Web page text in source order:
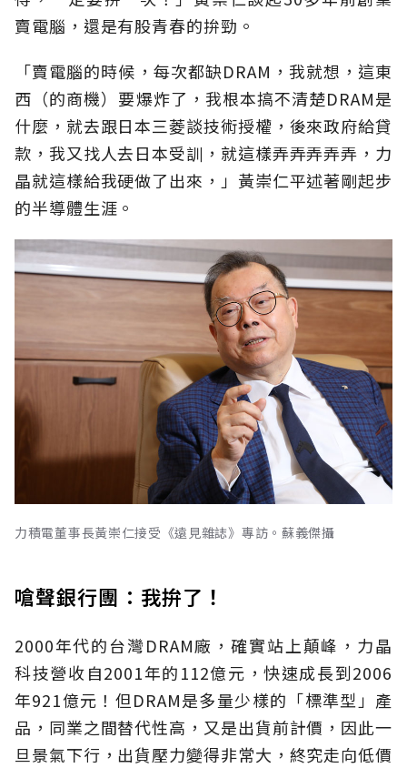
賣電腦，還是有股青春的拚勁。
「賣電腦的時候，每次都缺DRAM，我就想，這東
西（的商機）要爆炸了，我根本搞不清楚DRAM是
什麼，就去跟日本三菱談技術授權，後來政府給貸
款，我又找人去日本受訓，就這樣弄弄弄弄弄，力
晶就這樣給我硬做了出來，」黃崇仁平述著剛起步
的半導體生涯。
力積電董事長黃崇仁接受《遠見雜誌》專訪。蘇義傑攝
嗆聲銀行團：我拚了！
2000年代的台灣DRAM廠，確實站上顛峰，力晶
科技營收自2001年的112億元，快速成長到2006
年921億元！但DRAM是多量少樣的「標準型」產
品，同業之間替代性高，又是出貨前計價，因此一
旦景氣下行，出貨壓力變得非常大，終究走向低價